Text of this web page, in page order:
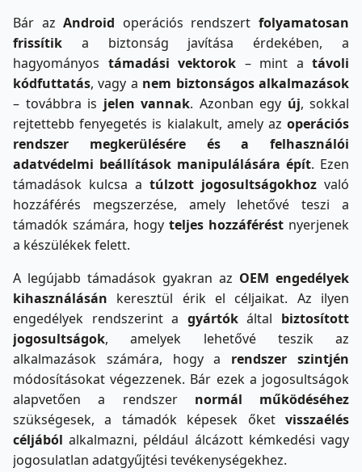
Bár azAndroid operációs rendszertfolyamatosan
frissítik a biztonság javítása érdekében, a
hagyományos támadási vektorok – mint a távoli
kódfuttatás, vagy a nem biztonságos alkalmazások
– továbbra is jelen vannak. Azonban egy új, sokkal
rejtettebb fenyegetés is kialakult, amely az operációs
rendszer megkerülésére és a felhasználói
adatvédelmi beállítások manipulálására épít. Ezen
támadások kulcsa a túlzott jogosultságokhoz való
hozzáférés megszerzése, amely lehetővé teszi a
támadók számára, hogy teljes hozzáférést nyerjenek
a készülékek felett.
A legújabb támadások gyakran az OEM engedélyek
kihasználásán keresztül érik el céljaikat. Az ilyen
engedélyek rendszerint a gyártókáltal biztosított
jogosultságok, amelyek lehetővé teszik az
alkalmazások számára, hogy a rendszer szintjén
módosításokat végezzenek. Bár ezek a jogosultságok
alapvetően a rendszer normál
működéséhez
szükségesek, a támadók képesek őket visszaélés
céljából alkalmazni, például álcázott kémkedési vagy
jogosulatlan adatgyűjtési tevékenységekhez.